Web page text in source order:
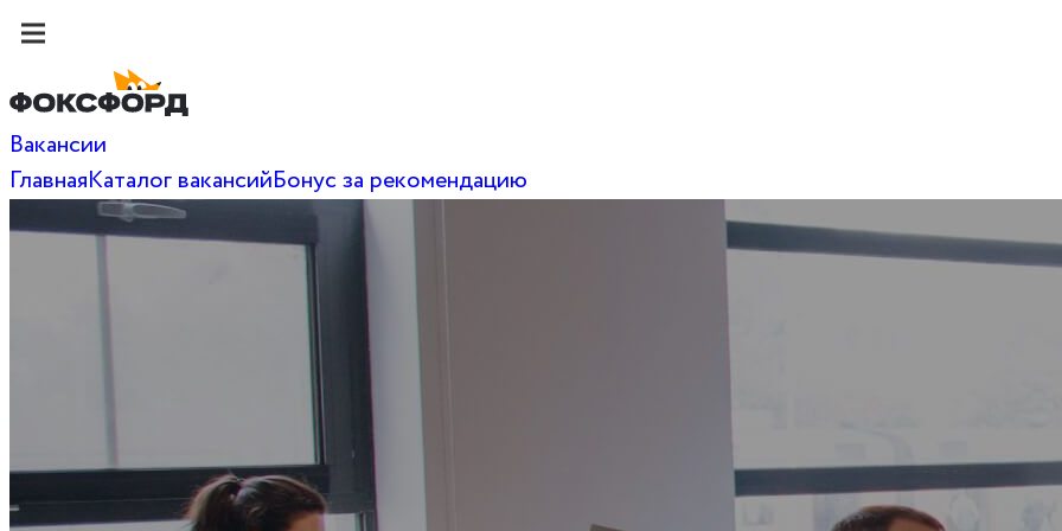
Вакансии
ГлавнаяКаталог вакансийБонус за рекомендацию